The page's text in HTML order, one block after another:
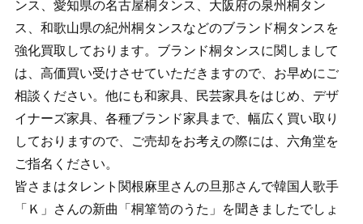
ンス、愛知県の名古屋桐タンス、大阪府の泉州桐タン
ス、和歌山県の紀州桐タンスなどのブランド桐タンスを
強化買取しております。ブランド桐タンスに関しまして
は、高価買い受けさせていただきますので、お早めにご
相談ください。他にも和家具、民芸家具をはじめ、デザ
イナーズ家具、各種ブランド家具まで、幅広く買い取り
しておりますので、ご売却をお考えの際には、六角堂を
ご指名ください。
皆さまはタレント関根麻里さんの旦那さんで韓国人歌手
「Ｋ」さんの新曲「桐箪笥のうた」を聞きましたでしょ